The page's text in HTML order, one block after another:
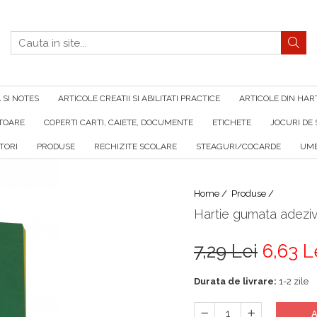
NOTES ARTICOLE CREATII SI ABILITATI PRACTICE ARTICOLE DIN
COPERTI CARTI, CAIETE, DOCUMENTE ETICHETE JOCURI DE
PRODUSE RECHIZITE SCOLARE STEAGURI/COCARDE
Home / Produse /
Hartie gumata
7,29 Lei 6,63
Durata de livrare: 1-2 zile